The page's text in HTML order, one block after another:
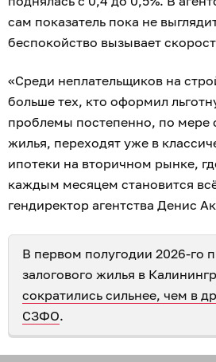
сам показатель пока не
беспокойство вызывает
«Среди неплательщиков на
больше тех, кто оформил
проблемы постепенно, по мере
жилья, переходят уже в
ипотеки на вторичном рынке,
каждым месяцем становится
гендиректор агентства Денис
В первом полугодии 2026-го
залогового жилья в
сократились сильнее, чем в
СЗФО.